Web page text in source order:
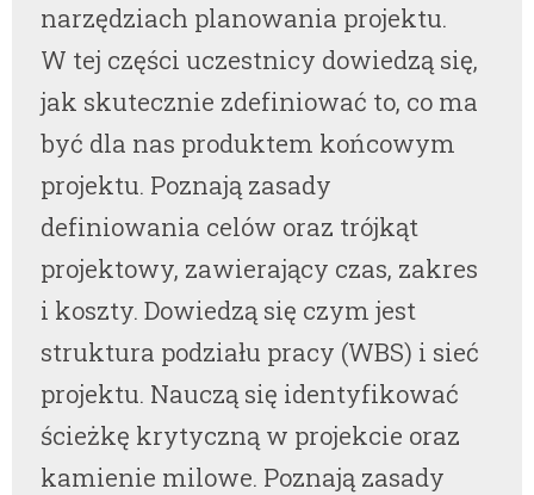
narzędziach planowania projektu.
W tej części uczestnicy dowiedzą się,
jak skutecznie zdefiniować to, co ma
być dla nas produktem końcowym
projektu. Poznają zasady
definiowania celów oraz trójkąt
projektowy, zawierający czas, zakres
i koszty. Dowiedzą się czym jest
struktura podziału pracy (WBS) i sieć
projektu. Nauczą się identyfikować
ścieżkę krytyczną w projekcie oraz
kamienie milowe. Poznają zasady